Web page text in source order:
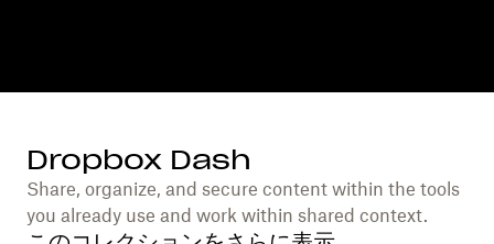
Dropbox Dash
Share, organize, and secure content within the tools
you already use and work within shared context.